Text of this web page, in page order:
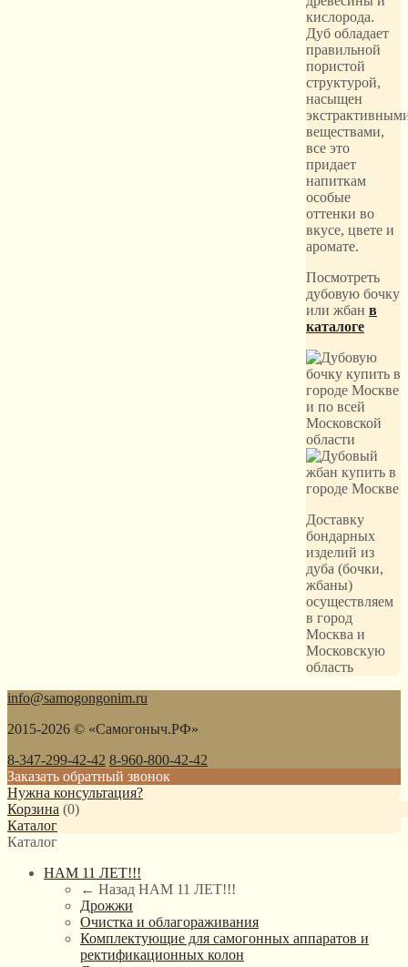
кислорода.
Дуб обладает
правильной
пористой
структурой,
насыщен
веществами,
все это
придает
напиткам
особые
оттенки во
вкусе, цвете и
аромате.
Посмотреть
дубовую бочку
или жбан в
каталоге
Доставку
бондарных
изделий из
дуба (бочки,
жбаны)
осуществляем
в город
Москва и
Московскую
область
info@samogongonim.ru
2015-2026 © «Самогоныч.РФ»
8-347-299-42-42 8-960-800-42-42
Заказать обратный звонок
Нужна консультация?
Корзина (0)
Каталог
Каталог
НАМ 11 ЛЕТ!!!
← Назад НАМ 11 ЛЕТ!!!
Дрожжи
Очистка и облагораживания
Комплектующие для самогонных аппаратов и
ректификационных колон